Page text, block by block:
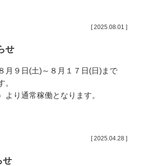
[ 2025.08.01 ]
せ
９日(土)～８月１７日(日)まで
。
り通常稼働となります。
[ 2025.04.28 ]
せ